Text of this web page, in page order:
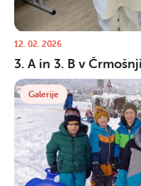
12. 02. 2026
3. A in 3. B v
Galerije